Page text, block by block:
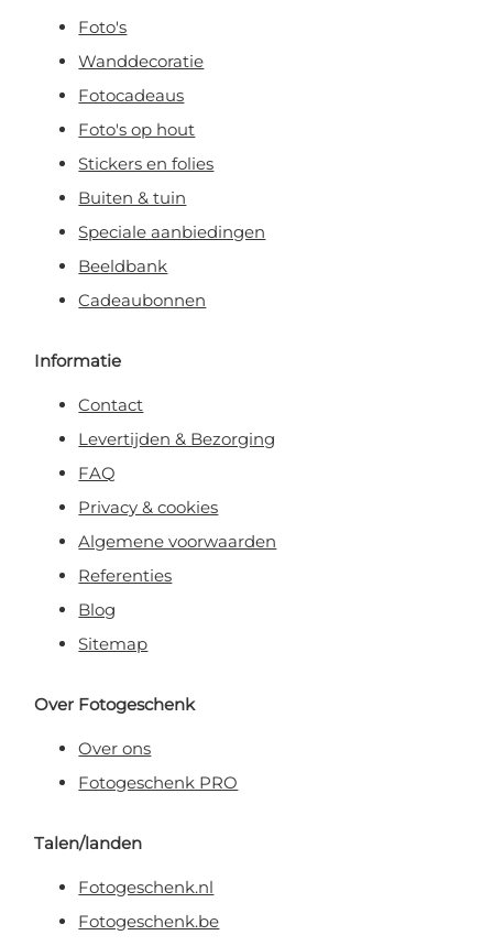
Foto's
Wanddecoratie
Fotocadeaus
Foto's op hout
Stickers en folies
Buiten & tuin
Speciale aanbiedingen
Beeldbank
Cadeaubonnen
Informatie
Contact
Levertijden & Bezorging
FAQ
Privacy & cookies
Algemene voorwaarden
Referenties
Blog
Sitemap
Over Fotogeschenk
Over ons
Fotogeschenk PRO
Talen/landen
Fotogeschenk.nl
Fotogeschenk.be